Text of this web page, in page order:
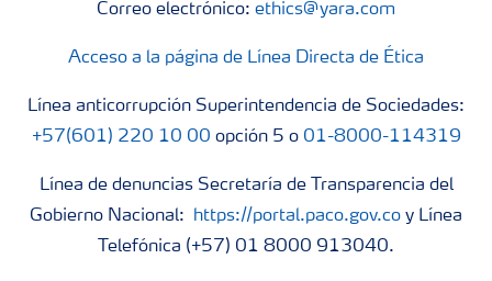
Correo electrónico: ethics@yara.com
Acceso a la página de Línea Directa de Ética
Línea anticorrupción Superintendencia de Sociedades:
+57(601) 220 10 00 opción 5 o 01-8000-114319
Línea de denuncias Secretaría de Transparencia del
Gobierno Nacional:
https://portal.paco.gov.co y Línea
Telefónica (+57) 01 8000 913040.